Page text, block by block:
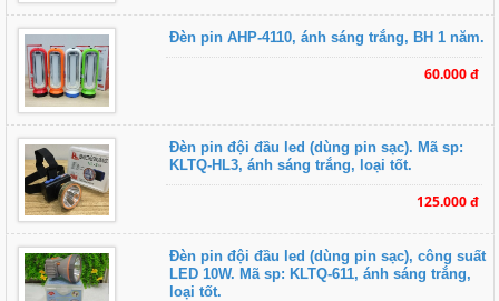
Đèn pin AHP-4110, ánh sáng trắng, BH 1 năm.
60.000 đ
Đèn pin đội đầu led (dùng pin sạc). Mã sp:
KLTQ-HL3, ánh sáng trắng, loại tốt.
125.000 đ
Đèn pin đội đầu led (dùng pin sạc), công suất
LED 10W. Mã sp: KLTQ-611, ánh sáng trắng,
loại tốt.